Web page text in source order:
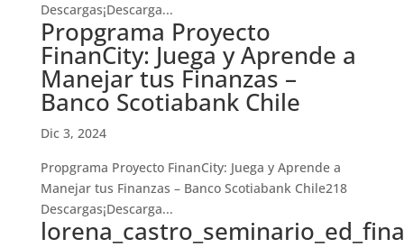
Descargas¡Descarga...
Propgrama Proyecto
FinanCity: Juega y Aprende a
Manejar tus Finanzas –
Banco Scotiabank Chile
Dic 3, 2024
Propgrama Proyecto FinanCity: Juega y Aprende a
Manejar tus Finanzas – Banco Scotiabank Chile218
Descargas¡Descarga...